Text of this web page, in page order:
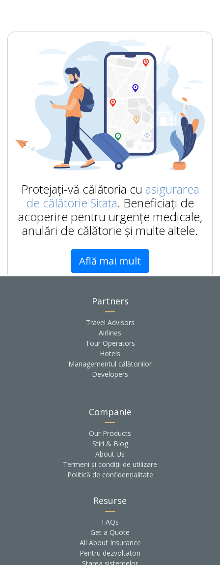
Protejați-vă călătoria cu asigurarea
de călătorie Sitata. Beneficiați de
acoperire pentru urgențe medicale,
anulări de călătorie și multe altele.
Află mai mult
Partners
Travel Advisors
Airlines
Tour Operators
Hotels
Managementul călătoriilor
Developers
Companie
Our Products
Știri & Blog
About Us
Termeni și condiții de utilizare
Politică de confidențialitate
Resurse
FAQs
Get a Quote
All About Insurance
Pentru dezvoltatori